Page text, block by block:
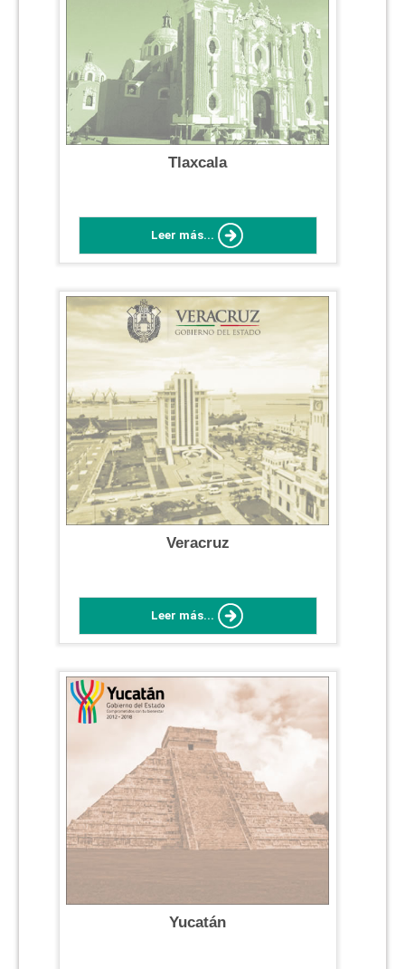
Tlaxcala
Leer más...
Veracruz
Leer más...
Yucatán